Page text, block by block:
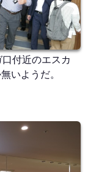
付近のエスカ
いようだ。